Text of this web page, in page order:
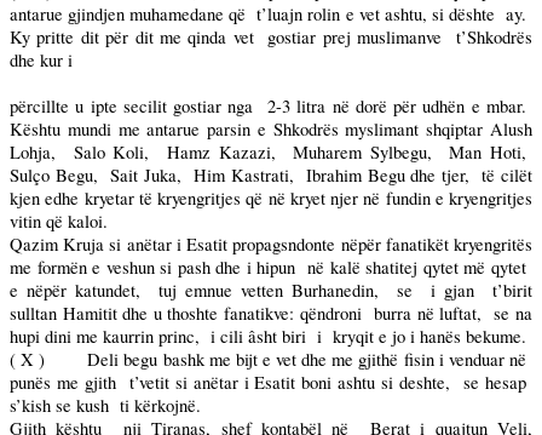
antarue gjindjen muhamedane që t’luajn rolin e vet ashtu, si dështe ay.
Ky pritte dit për dit me qinda vet
gostiar prej muslimanve
t’Shkodrës
dhe kur i
përcillte u ipte secilit gostiar nga
2-3 litra në dorë për udhën e mbar.
Kështu mundi me antarue parsin e Shkodrës myslimant shqiptar Alush
Lohja,
Salo Koli, Hamz Kazazi, Muharem Sylbegu,
Man Hoti,
Sulço Begu, Sait Juka, Him Kastrati, Ibrahim Begu dhe tjer, të cilët
kjen edhe kryetar të kryengritjes që në kryet njer në fundin e kryengritjes
vitin që kaloi.
Qazim Kruja si anëtar i Esatit propagsndonte nëpër fanatikët kryengritës
me formën e veshun si pash dhe i hipun në kalë shatitej qytet më qytet
e nëpër katundet,
tuj emnue vetten Burhanedin, se i gjan
t’birit
sulltan Hamitit dhe u thoshte fanatikve: qëndroni burra në luftat,
se na
hupi dini me kaurrin princ, i cili âsht biri i kryqit e jo i hanës bekume.
( X )
Deli begu bashk me bijt e vet dhe me gjithë fisin i venduar në
punës me gjith t’vetit si anëtar i Esatit boni ashtu si deshte,
se hesap
s’kish se kush ti kërkojnë.
Gjith kështu
nji Tiranas, shef kontabël në Berat i quajtun Veli,